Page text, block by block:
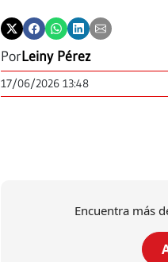
PorLeiny Pérez
17/06/2026 13:48
Encuentra más